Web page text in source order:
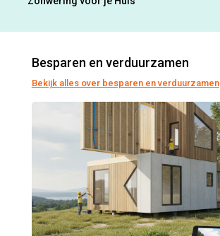
Besparen en verduurzamen
Bekijk alles over besparen en verduurzamen